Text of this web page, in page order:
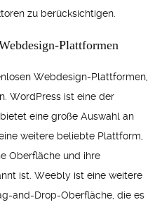
zu berücksichtigen.
Plattformen
Webdesign-Plattformen,
WordPress ist eine der
eine große Auswahl an
weitere beliebte Plattform,
Oberfläche und ihre
ist. Weebly ist eine weitere
and-Drop-Oberfläche, die es